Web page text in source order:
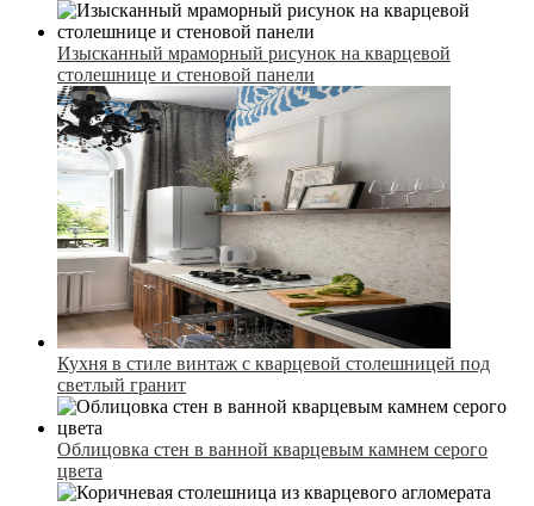
Изысканный мраморный рисунок на кварцевой
столешнице и стеновой панели
Кухня в стиле винтаж с кварцевой столешницей под
светлый гранит
Облицовка стен в ванной кварцевым камнем серого
цвета